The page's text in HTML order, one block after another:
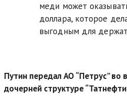
меди может
доллара, которое
выгодным для
Путин передал АО “Петрус” во
дочерней структуре